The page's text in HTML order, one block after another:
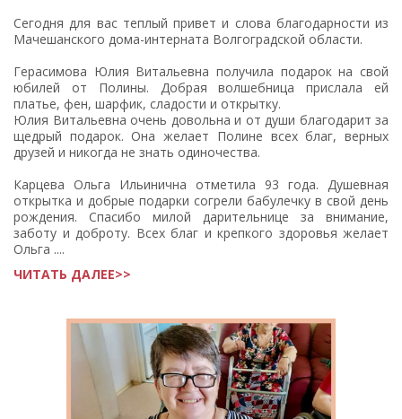
Сегодня для вас теплый привет и слова благодарности из
Мачешанского дома-интерната Волгоградской области.
Герасимова Юлия Витальевна получила подарок на свой
юбилей от Полины. Добрая волшебница прислала ей
платье, фен, шарфик, сладости и открытку.
Юлия Витальевна очень довольна и от души благодарит за
щедрый подарок. Она желает Полине всех благ, верных
друзей и никогда не знать одиночества.
Карцева Ольга Ильинична отметила 93 года. Душевная
открытка и добрые подарки согрели бабулечку в свой день
рождения. Спасибо милой дарительнице за внимание,
заботу и доброту. Всех благ и крепкого здоровья желает
Ольга ....
ЧИТАТЬ ДАЛЕЕ>>